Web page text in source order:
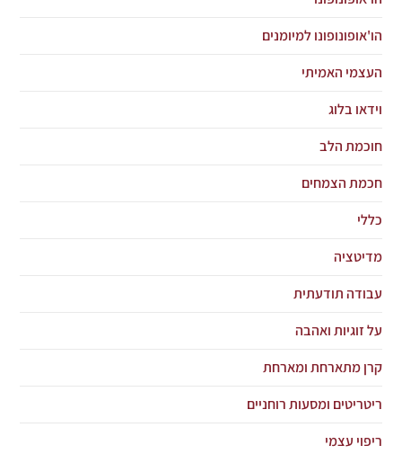
הו'אופונופונו למיומנים
העצמי האמיתי
וידאו בלוג
חוכמת הלב
חכמת הצמחים
כללי
מדיטציה
עבודה תודעתית
על זוגיות ואהבה
קרן מתארחת ומארחת
ריטריטים ומסעות רוחניים
ריפוי עצמי